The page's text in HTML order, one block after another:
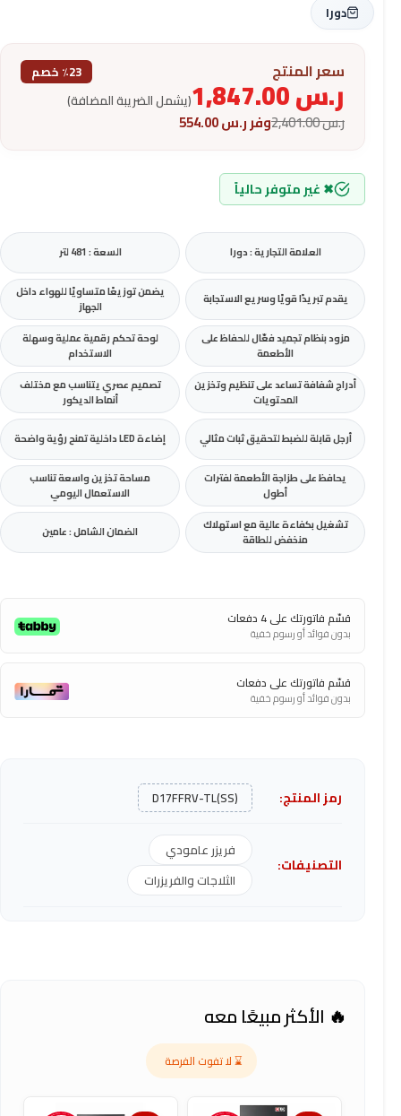
دورا
سعر المنتج ٪23 خصم
ر.س (يشمل الضريبة المضافة)
ر.س2,401.00 وفرر.س
✖ غير متوفر حالياً
العلامة التجارية : دورا السعة : 481 لتر
يقدم تبريدًا قويًا وسريع الاستجابة
يضمن توزيعًا متساويًا للهواء داخل
الجهاز
مزود بنظام تجميد فعّال للحفاظ على
الأطعمة
لوحة تحكم رقمية عملية وسهلة
الاستخدام
أدراج شفافة تساعد على تنظيم وتخزين
المحتويات
تصميم عصري يتناسب مع مختلف
أنماط الديكور
أرجل قابلة للضبط لتحقيق ثبات مثالي إضاءة LED داخلية تمنح رؤية واضحة
يحافظ على طزاجة الأطعمة لفترات
أطول
مساحة تخزين واسعة تناسب
الاستعمال اليومي
تشغيل بكفاءة عالية مع استهلاك
منخفض للطاقة
الضمان الشامل : عامين
قسّم فاتورتك على 4 دفعات
بدون فوائد أو رسوم خفية
قسّم فاتورتك على دفعات
بدون فوائد أو رسوم خفية
رمز المنتج: D17FFRV-TL(SS)
التصنيفات:
فريزر عامودي
الثلاجات والفريزرات
🔥 الأكثر مبيعًا معه
⌛ لا تفوت الفرصة